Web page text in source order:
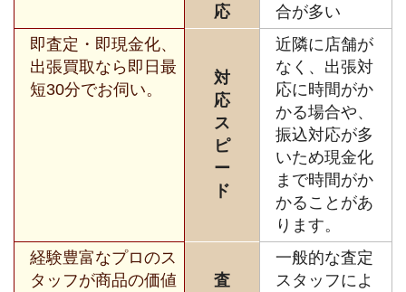
応
合が多い
即査定・即現金化、
出張買取なら即日最
短30分でお伺い。
対
応
ス
ピ
ー
ド
近隣に店舗が
なく、出張対
応に時間がか
かる場合や、
振込対応が多
いため現金化
まで時間がか
かることがあ
ります。
経験豊富なプロのス
タッフが商品の価値
査
一般的な査定
スタッフによ